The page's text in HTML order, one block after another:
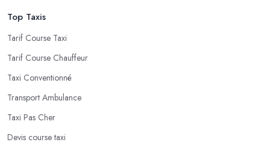
Top Taxis
Tarif Course Taxi
Tarif Course Chauffeur
Taxi Conventionné
Transport Ambulance
Taxi Pas Cher
Devis course taxi